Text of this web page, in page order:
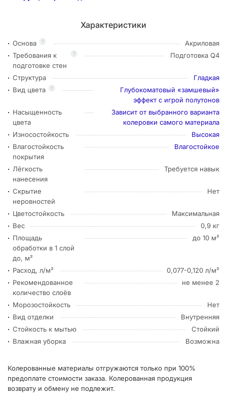
Характеристики
?
Основа Акриловая
?
Требования к
подготовке стен
Подготовка Q4
Структура Гладкая
?
Вид цвета
Глубокоматовый «замшевый»
эффект с игрой полутонов
Насыщенность
цвета
Зависит от выбранного варианта
колеровки самого материала
Износостойкость
Высокая
Влагостойкость
покрытия
Влагостойкое
Лёгкость
нанесения
Требуется навык
Скрытие
неровностей
Нет
Цветостойкость
Максимальная
Вес
0,9 кг
Площадь
обработки в 1 слой
до, м²
до 10 м²
Расход, л/м²
0,077-0,120 л/м²
Рекомендованное
количество слоёв
не менее 2
Морозостойкость
Нет
Вид отделки
Внутренняя
Стойкость к мытью
Стойкий
Влажная уборка
Возможна
Колерованные материалы отгружаются только при 100%
предоплате стоимости заказа. Колерованная продукция
возврату и обмену не подлежит.